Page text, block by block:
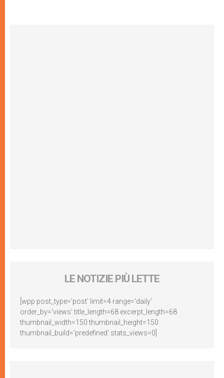
LE NOTIZIE PIÙ LETTE
[wpp post_type='post' limit=4 range='daily'
order_by='views' title_length=68 excerpt_length=68
thumbnail_width=150 thumbnail_height=150
thumbnail_build='predefined' stats_views=0]